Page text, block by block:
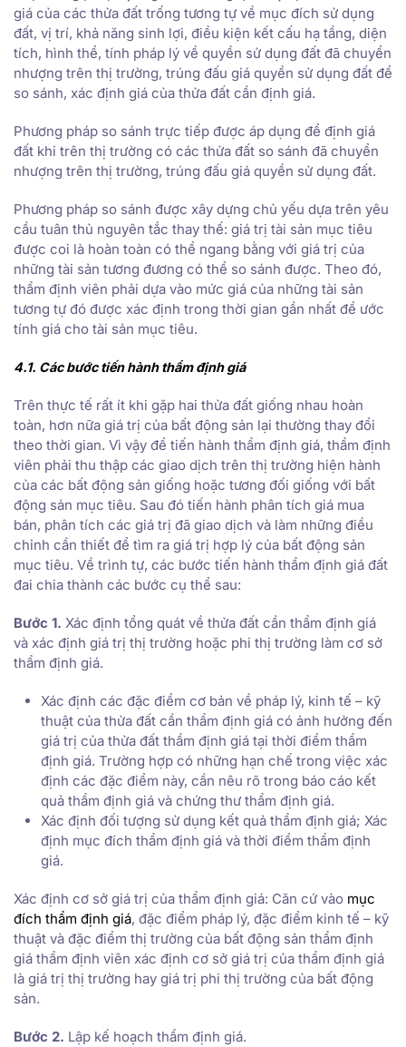
giá của các thửa đất trống tương tự về mục đích sử dụng
đất, vị trí, khả năng sinh lợi, điều kiện kết cấu hạ tầng, diện
tích, hình thể, tính pháp lý về quyền sử dụng đất đã chuyển
nhượng trên thị trường, trúng đấu giá quyền sử dụng đất để
so sánh, xác định giá của thửa đất cần định giá.
Phương pháp so sánh trực tiếp được áp dụng để định giá
đất khi trên thị trường có các thửa đất so sánh đã chuyển
nhượng trên thị trường, trúng đấu giá quyền sử dụng đất.
Phương pháp so sánh được xây dựng chủ yếu dựa trên yêu
cầu tuân thủ nguyên tắc thay thế: giá trị tài sản mục tiêu
được coi là hoàn toàn có thể ngang bằng với giá trị của
những tài sản tương đương có thể so sánh được. Theo đó,
thẩm định viên phải dựa vào mức giá của những tài sản
tương tự đó được xác định trong thời gian gần nhất để ước
tính giá cho tài sản mục tiêu.
4.1. Các bước tiến hành thẩm định giá
Trên thực tế rất ít khi gặp hai thửa đất giống nhau hoàn
toàn, hơn nữa giá trị của bất động sản lại thường thay đổi
theo thời gian. Vì vậy để tiến hành thẩm định giá, thẩm định
viên phải thu thập các giao dịch trên thị trường hiện hành
của các bất động sản giống hoặc tương đối giống với bất
động sản mục tiêu. Sau đó tiến hành phân tích giá mua
bán, phân tích các giá trị đã giao dịch và làm những điều
chỉnh cần thiết để tìm ra giá trị hợp lý của bất động sản
mục tiêu. Về trình tự, các bước tiến hành thẩm định giá đất
đai chia thành các bước cụ thể sau:
Bước 1. Xác định tổng quát về thửa đất cần thẩm định giá
và xác định giá trị thị trường hoặc phi thị trường làm cơ sở
thẩm định giá.
Xác định các đặc điểm cơ bản về pháp lý, kinh tế – kỹ
thuật của thửa đất cần thẩm định giá có ảnh hưởng đến
giá trị của thửa đất thẩm định giá tại thời điểm thẩm
định giá. Trường hợp có những hạn chế trong việc xác
định các đặc điểm này, cần nêu rõ trong báo cáo kết
quả thẩm định giá và chứng thư thẩm định giá.
Xác định đối tượng sử dụng kết quả thẩm định giá; Xác
định mục đích thẩm định giá và thời điểm thẩm định
giá.
Xác định cơ sở giá trị của thẩm định giá: Căn cứ vào mục
đích thẩm định giá, đặc điểm pháp lý, đặc điểm kinh tế – kỹ
thuật và đặc điểm thị trường của bất động sản thẩm định
giá thẩm định viên xác định cơ sở giá trị của thẩm định giá
là giá trị thị trường hay giá trị phi thị trường của bất động
sản.
Bước 2. Lập kế hoạch thẩm định giá.